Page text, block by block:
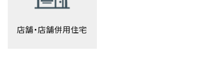
店舗・店舗併用住宅